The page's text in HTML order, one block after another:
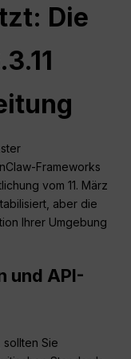
Die
Frameworks
vom 11. März
aber die
Ihrer Umgebung
und API-
sollten Sie